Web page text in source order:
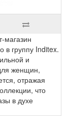
магазин
в группу Inditex.
и
женщин,
отражая
что
в духе